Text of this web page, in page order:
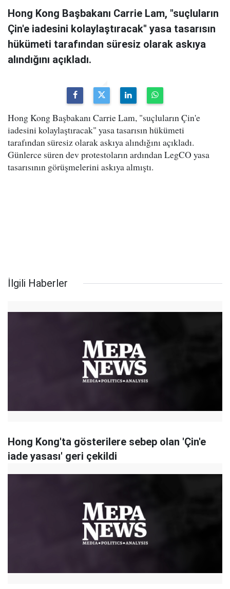
Hong Kong Başbakanı Carrie Lam, "suçluların
Çin'e iadesini kolaylaştıracak" yasa tasarısın
hükümeti tarafından süresiz olarak askıya
alındığını açıkladı.
Hong Kong Başbakanı Carrie Lam, "suçluların Çin'e
iadesini kolaylaştıracak" yasa tasarısın hükümeti
tarafından süresiz olarak askıya alındığını açıkladı.
Günlerce süren dev protestoların ardından LegCO yasa
tasarısının görüşmelerini askıya almıştı.
İlgili Haberler
Hong Kong'ta gösterilere sebep olan 'Çin'e
iade yasası' geri çekildi